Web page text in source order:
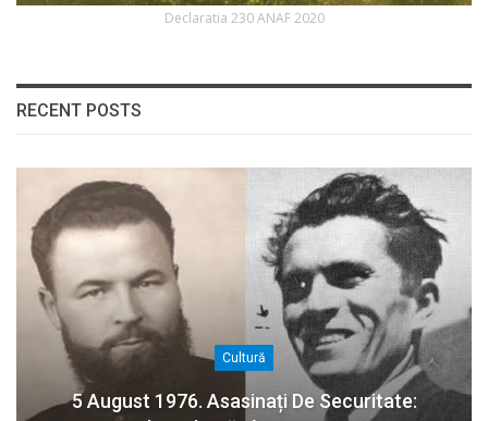
Declaratia 230 ANAF 2020
RECENT POSTS
Cultură
5 August 1976. Asasinați De Securitate: